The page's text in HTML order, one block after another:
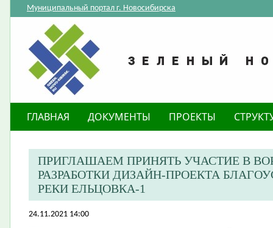
Муниципальный портал г. Новосибирска
ГЛАВНАЯ ДОКУМЕНТЫ ПРОЕКТЫ
ПРИГЛАШАЕМ ПРИНЯТЬ УЧАСТИЕ В
РАЗРАБОТКИ ДИЗАЙН-ПРОЕКТА
РЕКИ ЕЛЬЦОВКА-1
24.11.2021 14:00